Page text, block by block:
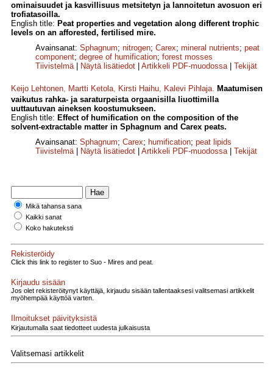
ominaisuudet ja kasvillisuus metsitetyn ja lannoitetun avosuon eri
trofiatasoilla.
English title: Peat properties and vegetation along different trophic
levels on an afforested, fertilised mire.
Avainsanat: Sphagnum; nitrogen; Carex; mineral nutrients; peat
component; degree of humification; forest mosses
Tiivistelmä| Näytä lisätiedot Artikkeli PDF-muodossa| Tekijät
Keijo Lehtonen, Martti Ketola, Kirsti Haihu, Kalevi Pihlaja. Maatumisen
vaikutus rahka- ja saraturpeista orgaanisilla liuottimilla
uuttautuvan aineksen koostumukseen.
English title: Effect of humification on the composition of the
solvent-extractable matter in Sphagnum and Carex peats.
Avainsanat: Sphagnum; Carex; humification; peat lipids
Tiivistelmä| Näytä lisätiedot Artikkeli PDF-muodossa| Tekijät
Mikä tahansa sana
Kaikki sanat
Koko hakuteksti
Rekisteröidy
Click this link to register to Suo - Mires and peat.
Kirjaudu sisään
Jos olet rekisteröitynyt käyttäjä, kirjaudu sisään tallentaaksesi valitsemasi artikkelit
myöhempää käyttöä varten.
Ilmoitukset päivityksistä
Kirjautumalla saat tiedotteet uudesta julkaisusta
Valitsemasi artikkelit